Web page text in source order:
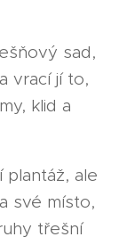
sad,
vrací jí to,
klid a
plantáž, ale
své místo,
třešní